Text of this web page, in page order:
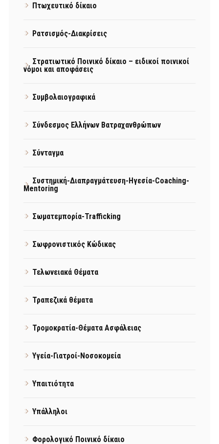
Πτωχευτικό δίκαιο
Ρατσισμός-Διακρίσεις
Στρατιωτικό Ποινικό δίκαιο – ειδικοί ποινικοί
νόμοι και αποφάσεις
Συμβολαιογραφικά
Σύνδεσμος Ελλήνων Βατραχανθρώπων
Σύνταγμα
Συστημική-Διαπραγμάτευση-Ηγεσία-Coaching-
Mentoring
Σωματεμπορία-Trafficking
Σωφρονιστικός Κώδικας
Τελωνειακά Θέματα
Τραπεζικά θέματα
Τρομοκρατία-Θέματα Ασφάλειας
Υγεία-Γιατροί-Νοσοκομεία
Υπαιτιότητα
Υπάλληλοι
Φορολογικό Ποινικό δίκαιο